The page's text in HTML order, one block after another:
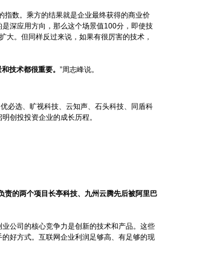
指数。乘方的结果就是企业最终获得的商业价
深应用方向，那么这个场景值100分，即使技
。但同样反过来说，如果有很厉害的技术，
技术都很重要。 ”周志峰说。
必选、旷视科技、云知声、石头科技、同盾科
创投投资企业的成长历程。
责的两个项目长亭科技、九州云腾先后被阿里巴
业公司的核心竞争力是创新的技术和产品。这些
好方式。互联网企业利润足够高、有足够的现